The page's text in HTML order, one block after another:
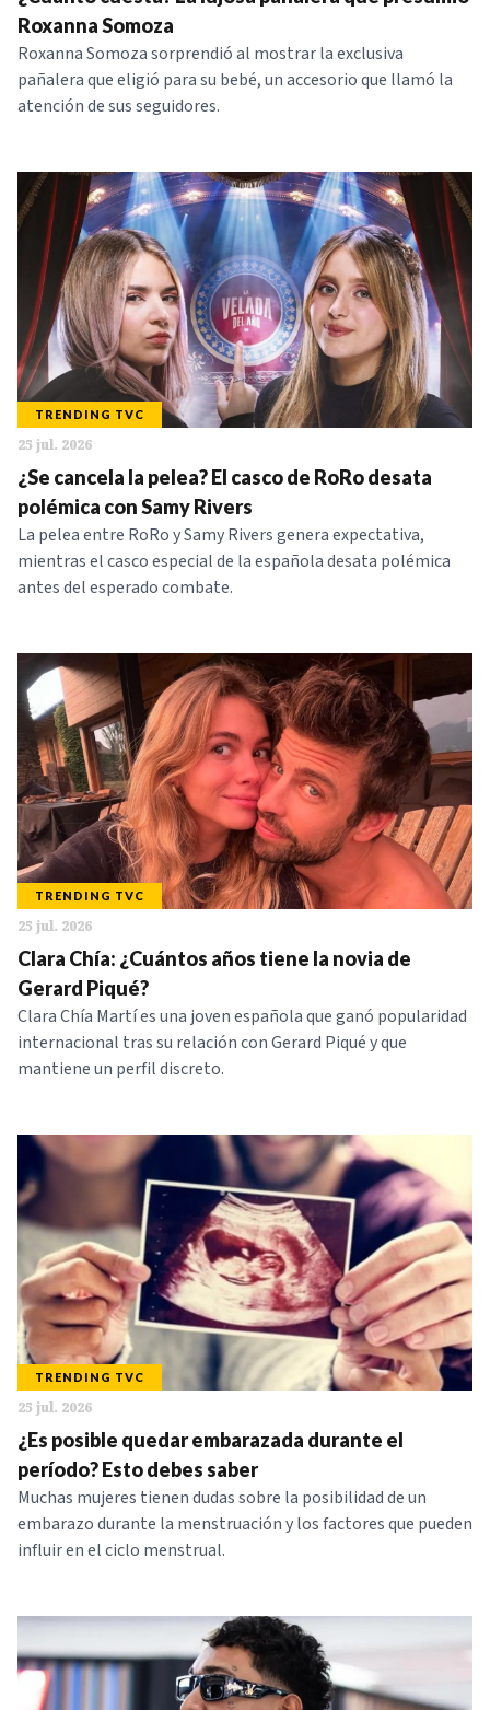
SERIES
Roxanna Somoza
Roxanna Somoza sorprendió al mostrar la exclusiva
pañalera que eligió para su bebé, un accesorio que llamó la
atención de sus seguidores.
TRENDING TVC
25 jul. 2026
¿Se cancela la pelea? El casco de RoRo desata
polémica con Samy Rivers
La pelea entre RoRo y Samy Rivers genera expectativa,
mientras el casco especial de la española desata polémica
antes del esperado combate.
TRENDING TVC
25 jul. 2026
Clara Chía: ¿Cuántos años tiene la novia de
Gerard Piqué?
Clara Chía Martí es una joven española que ganó popularidad
internacional tras su relación con Gerard Piqué y que
mantiene un perfil discreto.
TRENDING TVC
25 jul. 2026
¿Es posible quedar embarazada durante el
período? Esto debes saber
Muchas mujeres tienen dudas sobre la posibilidad de un
embarazo durante la menstruación y los factores que pueden
influir en el ciclo menstrual.